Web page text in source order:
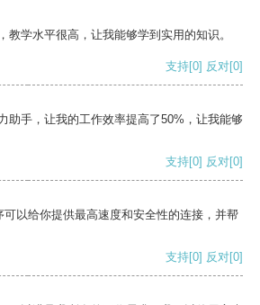
教学水平很高，让我能够学到实用的知识。
支持[0] 反对[0]
助手，让我的工作效率提高了50%，让我能够
支持[0] 反对[0]
以给你提供最高速度和安全性的连接，并帮
支持[0] 反对[0]